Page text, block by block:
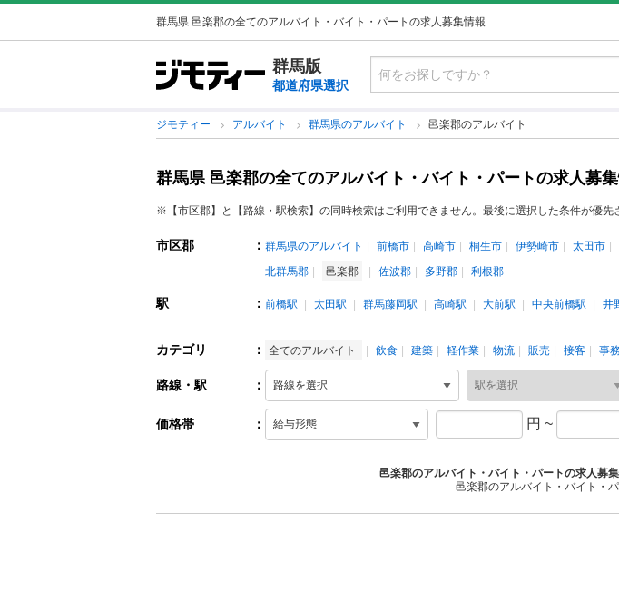
群馬県 邑楽郡の全てのアルバイト・バイト・パートの求人募集情報
群馬版
都道府県選択
ジモティー アルバイト 群馬県のアルバイト 邑楽郡のアルバイト
群馬県 邑楽郡の全てのアルバイト・バイト・パートの求人募
※【市区郡】と【路線・駅検索】の同時検索はご利用できません。最後に選択した条件が優先
市区郡 ： 群馬県のアルバイト 前橋市 高崎市 桐生市 伊勢崎市 太田市
北群馬郡
邑楽郡 佐波郡 多野郡 利根郡
駅 ： 前橋駅 太田駅 群馬藤岡駅 高崎駅 大前駅 中央前橋駅 井
カテゴリ ： 全てのアルバイト 飲食 建築 軽作業 物流 販売 接客 事
路線・駅 ：
価格帯 ： 円 ~
邑楽郡のアルバイト・バイト・パートの求人募
邑楽郡のアルバイト・バイト・